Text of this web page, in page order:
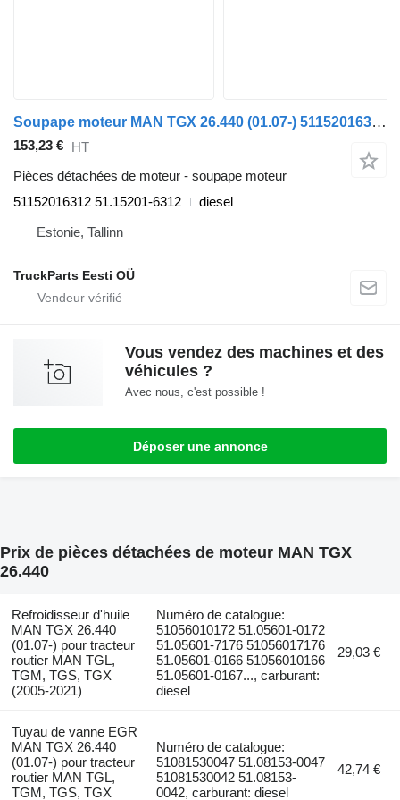
Soupape moteur MAN TGX 26.440 (01.07-) 51152016312 pour tracteur routier MAN TGL, TGM, TGS, TGX (2005-2021)
153,23 € HT
Pièces détachées de moteur - soupape moteur
51152016312 51.15201-6312
diesel
Estonie, Tallinn
TruckParts Eesti OÜ
Vous vendez des machines et des
véhicules ?
Avec nous, c'est possible !
Déposer une annonce
Prix de pièces détachées de moteur MAN TGX
26.440
Refroidisseur d'huile
MAN TGX 26.440
(01.07-) pour tracteur
routier MAN TGL,
TGM, TGS, TGX
(2005-2021)
Numéro de catalogue:
51056010172 51.05601-0172
51.05601-7176 51056017176
51.05601-0166 51056010166
51.05601-0167..., carburant:
diesel
29,03 €
Tuyau de vanne EGR
MAN TGX 26.440
(01.07-) pour tracteur
routier MAN TGL,
TGM, TGS, TGX
Numéro de catalogue:
51081530047 51.08153-0047
51081530042 51.08153-
0042, carburant: diesel
42,74 €